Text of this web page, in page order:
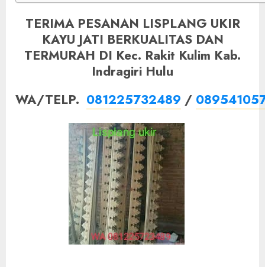
TERIMA PESANAN LISPLANG UKIR
KAYU JATI BERKUALITAS DAN
TERMURAH DI Kec. Rakit Kulim Kab.
Indragiri Hulu
WA/TELP. 081225732489 /